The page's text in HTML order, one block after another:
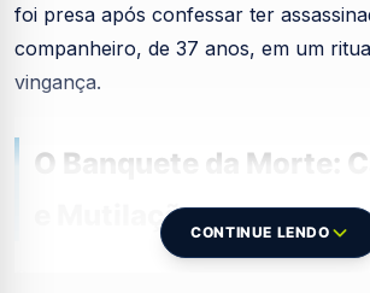
foi presa após confessar ter
companheiro, de 37 anos, em um
vingança.
O Banquete da Morte:
e MutilaçãoCONTINUE LENDO